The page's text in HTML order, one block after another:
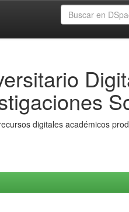
digitales académicos